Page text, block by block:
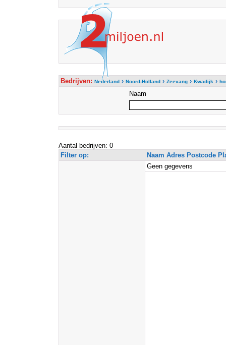
Bedrijven: Nederland› Noord-Holland› Zeevang› Kwadijk›
Naam
Aantal bedrijven: 0
Filter op:
Naam Adres Postcode
Geen gegevens